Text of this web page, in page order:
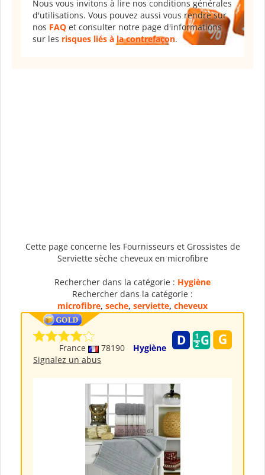
Nous vous invitons à lire nos conditions générales
d'utilisations. Vous pouvez aussi vous rendre sur
nos FAQ et consulter notre page d'informations
sur les risques liés à la contrefaçon.
Cette page concerne les Fournisseurs et Grossistes de
Serviette sèche cheveux en microfibre
Rechercher dans la catégorie : Hygiène
Rechercher dans la catégorie :
microfibre, seche, serviette, cheveux
France 78190
Hygiène
Signalez un abus